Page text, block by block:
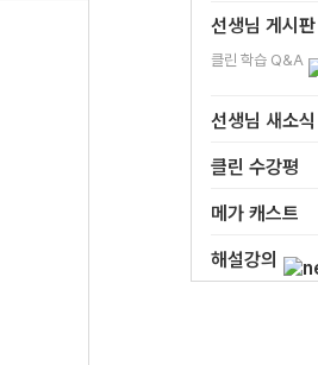
선생님 게시판
클린 학습 Q&A
선생님 새소식
클린 수강평
메가 캐스트
해설강의